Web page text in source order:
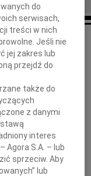
i Twoimi Bliskimi
Twojego Tatę
do
serwisach,
treści w nich
Jeśli nie
jej zakres lub
przejdź do
także do
z danymi
interes
Agora S.A. – lub
sprzeciw. Aby
lub